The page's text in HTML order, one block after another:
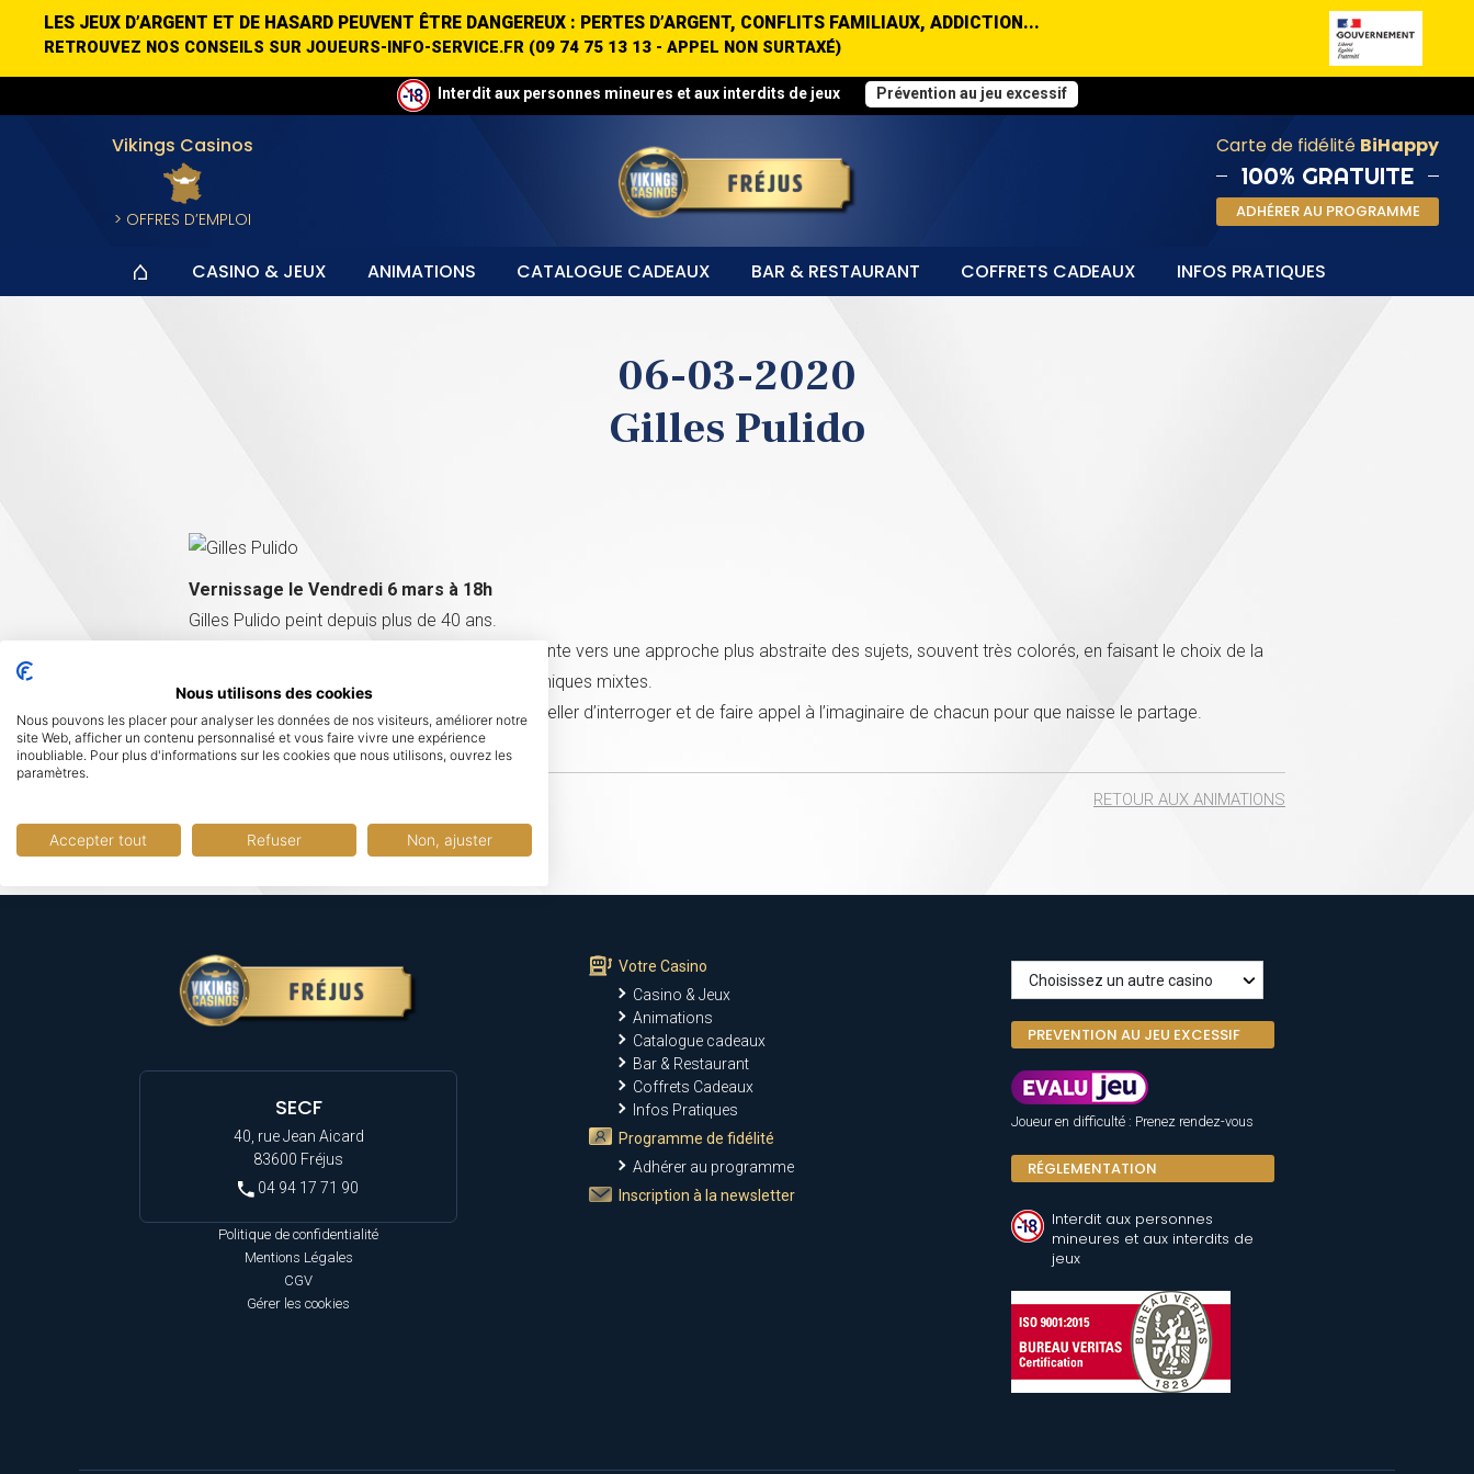
LES JEUX D’ARGENT ET DE HASARD PEUVENT ÊTRE DANGEREUX : PERTES D’ARGENT, CONFLITS FAMILIAUX, ADDICTION...
RETROUVEZ NOS CONSEILS SUR JOUEURS-INFO-SERVICE.FR (09 74 75 13 13 - APPEL NON SURTAXÉ)
Interdit aux personnes mineures et aux interdits de jeux Prévention au jeu excessif
Vikings Casinos
> OFFRES D’EMPLOI
Carte de fidélité BiHappy
100% GRATUITE
ADHÉRER AU PROGRAMME
CASINO & JEUX ANIMATIONS CATALOGUE CADEAUX BAR & RESTAURANT COFFRETS CADEAUX INFOS PRATIQUES
06-03-2020
Gilles Pulido
Vernissage le Vendredi 6 mars à 18h
Gilles Pulido peint depuis plus de 40 ans.
Son travail depuis une vingtaine d’années s’oriente vers une approche plus abstraite des sujets, souvent très colorés, en faisant le choix de la
peinture acrylique parfois associée à des techniques mixtes.
Sa volonté est l’expression d’un besoin d’interpeller d’interroger et de faire appel à l’imaginaire de chacun pour que naisse le partage.
RETOUR AUX ANIMATIONS
SECF
40, rue Jean Aicard
83600 Fréjus
04 94 17 71 90
Politique de confidentialité
Mentions Légales
CGV
Gérer les cookies
Votre Casino
Casino & Jeux
Animations
Catalogue cadeaux
Bar & Restaurant
Coffrets Cadeaux
Infos Pratiques
Programme de fidélité
Adhérer au programme
Inscription à la newsletter
PREVENTION AU JEU EXCESSIF
Joueur en difficulté : Prenez rendez-vous
RÉGLEMENTATION
Interdit aux personnes
mineures et aux interdits de
jeux
Nous utilisons des cookies
Nous pouvons les placer pour analyser les données de nos visiteurs, améliorer notre
site Web, afficher un contenu personnalisé et vous faire vivre une expérience
inoubliable. Pour plus d'informations sur les cookies que nous utilisons, ouvrez les
paramètres.
Accepter tout Refuser Non, ajuster